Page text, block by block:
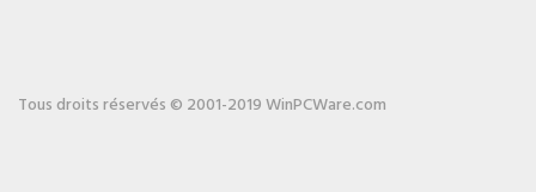
Tous droits réservés © 2001-2019 WinPCWare.com